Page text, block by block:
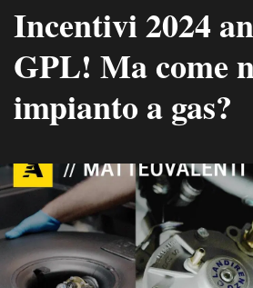
Incentivi 2024
GPL! Ma come
impianto a gas?